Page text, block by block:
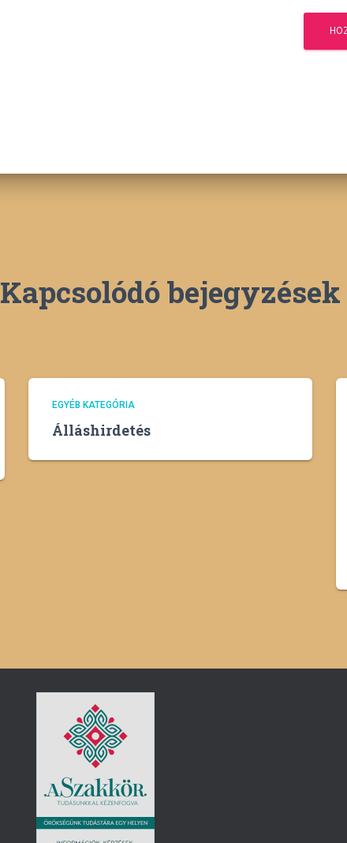
Kapcsolódó bejegyzések
EGYÉB KATEGÓRIA
Álláshirdetés